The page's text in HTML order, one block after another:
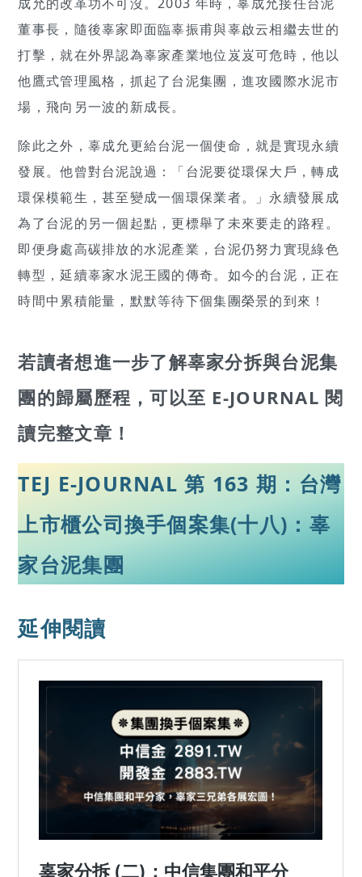
董事長，隨後辜家即面臨辜振甫與辜啟云相繼去世的
打擊，就在外界認為辜家產業地位岌岌可危時，他以
他鷹式管理風格，抓起了台泥集團，進攻國際水泥市
場，飛向另一波的新成長。
除此之外，辜成允更給台泥一個使命，就是實現永續
發展。他曾對台泥說過：「台泥要從環保大戶，轉成
環保模範生，甚至變成一個環保業者。」永續發展成
為了台泥的另一個起點，更標舉了未來要走的路程。
即便身處高碳排放的水泥產業，台泥仍努力實現綠色
轉型，延續辜家水泥王國的傳奇。如今的台泥，正在
時間中累積能量，默默等待下個集團榮景的到來！
若讀者想進一步了解辜家分拆與台泥集
團的歸屬歷程，可以至 E-JOURNAL 閱
讀完整文章！
TEJ E-JOURNAL 第 163 期：台灣
上市櫃公司換手個案集(十八)：辜
家台泥集團
延伸閱讀